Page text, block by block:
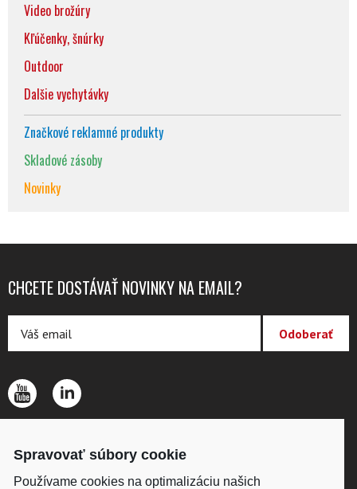
Video brožúry
Kľúčenky, šnúrky
Outdoor
Dalšie vychytávky
Značkové reklamné produkty
Skladové zásoby
Novinky
CHCETE DOSTÁVAŤ NOVINKY NA EMAIL?
KONTAKTY
OCHRANA OSOBNÝCH ÚDAJOV
Spravovať súbory cookie
Používame cookies na optimalizáciu našich